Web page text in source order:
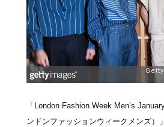
「London Fashion Week Men’s
ンドンファッションウィークメンズ）